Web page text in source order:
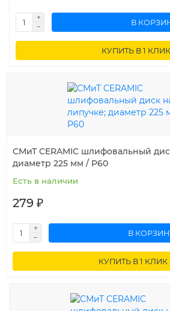
В
КУПИТЬ В 1 КЛИК
СМиТ CERAMIC шлифовальный
диаметр 225 мм / P60
Есть в наличии
279 ₽
В
КУПИТЬ В 1 КЛИК